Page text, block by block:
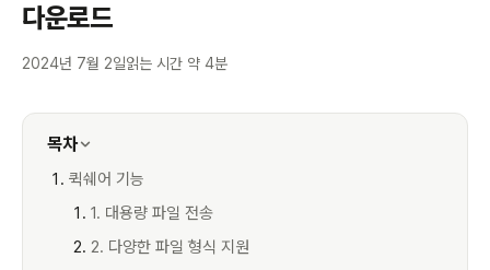
다운로드
2024년 7월 2일읽는 시간 약 4분
목차
퀵쉐어 기능
1. 대용량 파일 전송
2. 다양한 파일 형식 지원